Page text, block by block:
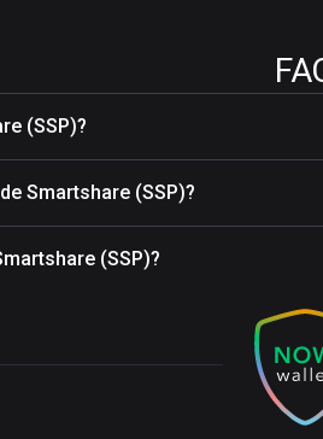
(SSP)?
Smartshare (SSP)?
(SSP)?